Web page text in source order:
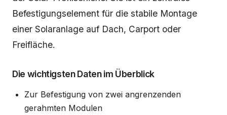
Befestigungselement für die stabile Montage
einer Solaranlage auf Dach, Carport oder
Freifläche.
Die wichtigsten Daten im Überblick
Zur Befestigung von zwei angrenzenden
gerahmten Modulen